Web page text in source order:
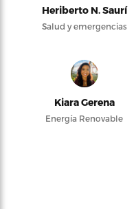
Heriberto N. Saurí
Salud y emergencias
Kiara Gerena
Energía Renovable